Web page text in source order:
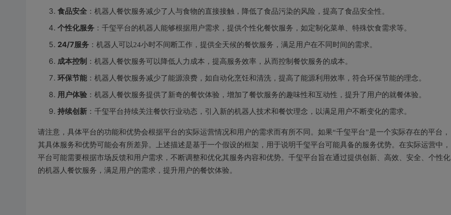
食品安全：机器人餐饮服务减少了人与食物的直接接触，降低了食品污染的风险，提高了食品安全性。
个性化服务：千玺平台的机器人能够根据用户需求，提供个性化餐饮服务，如定制化菜单、特殊饮食需求等。
24/7服务：机器人可以24小时不间断工作，提供全天候的餐饮服务，满足用户在不同时间的需求。
成本控制 ：机器人餐饮服务可以降低人力成本，提高服务效率，从而控制餐饮服务的成本。
环保节能：机器人餐饮服务减少了能源浪费，如自动化烹饪和清洗，提高了能源利用效率，符合环保节能的理念。
用户体验：机器人餐饮服务提供了新奇的餐饮体验，增加了餐饮服务的趣味性和互动性，提升了用户的就餐体验。
持续创新：千玺平台持续关注餐饮行业动态，引入新的机器人技术和餐饮理念，以满足用户不断变化的需求。
请注意，具体平台的功能和优势会根据平台的实际运营情况和用户的需求而有所不同。如果“千玺平台”是一个实际存在的平台，
其具体服务和优势可能会有所差异。上述描述是基于一个假设的框架，用于说明千玺平台可能具备的服务优势。在实际运营中，
平台可能需要根据市场反馈和用户需求，不断调整和优化其服务内容和优势。千玺平台旨在通过提供创新、高效、安全、个性化
的机器人餐饮服务，满足用户的需求，提升用户的餐饮体验。